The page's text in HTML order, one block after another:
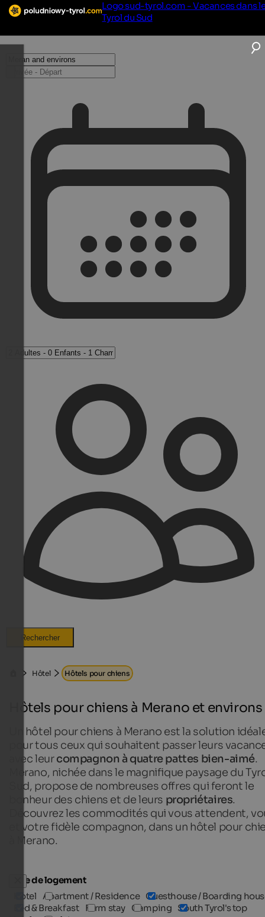
Logo sud-tyrol.com - Vacances dans
Tyrol du Sud
Rechercher
Hôtel Hôtels pour chiens
Hôtels pour chiens à Merano et environs
Un hôtel pour chiens à Merano est la solution
pour tous ceux qui souhaitent passer leurs
avec leurcompagnon à quatre pattes bien-aimé.
Merano, nichée dans le magnifique paysage du
Sud, propose de nombreuses offres qui feront le
bonheur des chiens et de leurs propriétaires.
Découvrez les commodités qui vous attendent,
et votre fidèle compagnon, dans un hôtel pour
à Merano.
Type de logement
Hotel Apartment / Residence Guesthouse / Boarding
Bed & Breakfast Farm stay Camping South Tyrol's top